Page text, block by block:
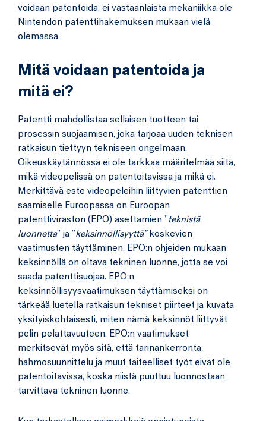
voidaan patentoida, ei vastaanlaista mekaniikka ole
Nintendon patenttihakemuksen mukaan vielä
olemassa.
Mitä voidaan patentoida ja
mitä ei?
Patentti mahdollistaa sellaisen tuotteen tai
prosessin suojaamisen, joka tarjoaa uuden teknisen
ratkaisun tiettyyn tekniseen ongelmaan.
Oikeuskäytännössä ei ole tarkkaa määritelmää siitä,
mikä videopelissä on patentoitavissa ja mikä ei.
Merkittävä este videopeleihin liittyvien patenttien
saamiselle Euroopassa on Euroopan
patenttiviraston (EPO) asettamien ”teknistä
luonnetta” ja ”keksinnöllisyyttä” koskevien
vaatimusten täyttäminen. EPO:n ohjeiden mukaan
keksinnöllä on oltava tekninen luonne, jotta se voi
saada patenttisuojaa. EPO:n
keksinnöllisyysvaatimuksen täyttämiseksi on
tärkeää luetella ratkaisun tekniset piirteet ja kuvata
yksityiskohtaisesti, miten nämä keksinnöt liittyvät
pelin pelattavuuteen. EPO:n vaatimukset
merkitsevät myös sitä, että tarinankerronta,
hahmosuunnittelu ja muut taiteelliset työt eivät ole
patentoitavissa, koska niistä puuttuu luonnostaan
tarvittava tekninen luonne.